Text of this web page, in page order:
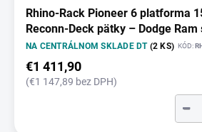
Rhino-Rack Pioneer 6 platforma
Reconn-Deck pätky – Dodge Ram
NA CENTRÁLNOM SKLADE DT (2 KS) KÓD:
€1 411,90
(€1 147,89 bez DPH)
−